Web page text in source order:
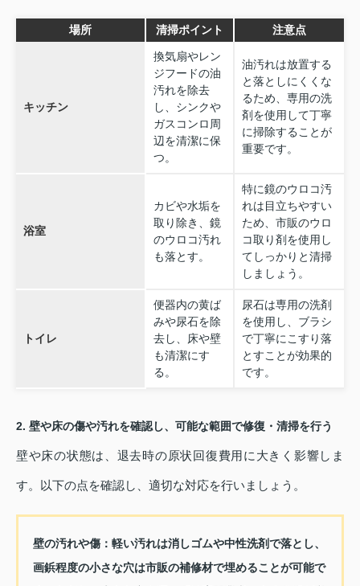
場所 清掃ポイント 注意点
キッチン
換気扇やレン
ジフードの油
汚れを除去
し、シンクや
ガスコンロ周
辺を清潔に保
つ。
油汚れは放置する
と落としにくくな
るため、専用の洗
剤を使用して丁寧
に掃除することが
重要です。
浴室
カビや水垢を
取り除き、鏡
のウロコ汚れ
も落とす。
特に鏡のウロコ汚
れは目立ちやすい
ため、市販のウロ
コ取り剤を使用し
てしっかりと清掃
しましょう。
トイレ
便器内の黄ば
みや尿石を除
去し、床や壁
も清潔にす
る。
尿石は専用の洗剤
を使用し、ブラシ
で丁寧にこすり落
とすことが効果的
です。
2. 壁や床の傷や汚れを確認し、可能な範囲で修復・清掃を行う
壁や床の状態は、退去時の原状回復費用に大きく影響しま
す。以下の点を確認し、適切な対応を行いましょう。
壁の汚れや傷： 軽い汚れは消しゴムや中性洗剤で落とし、
画鋲程度の小さな穴は市販の補修材で埋めることが可能で